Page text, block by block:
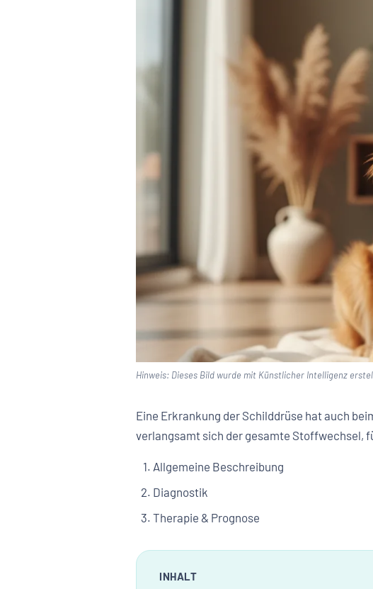
Hinweis: Dieses Bild wurde mit Künstlicher Intelligenz
Eine Erkrankung der Schilddrüse hat auch
verlangsamt sich der gesamte Stoffwechsel,
Allgemeine Beschreibung
Diagnostik
Therapie & Prognose
INHALT